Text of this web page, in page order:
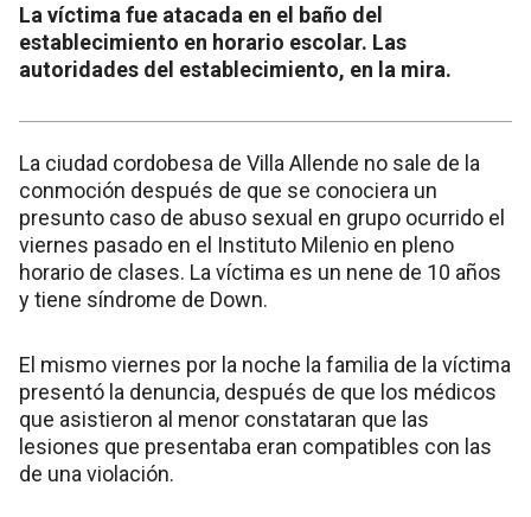
La víctima fue atacada en el baño del
establecimiento en horario escolar. Las
autoridades del establecimiento, en la mira.
La ciudad cordobesa de Villa Allende no sale de la
conmoción después de que se conociera un
presunto caso de abuso sexual en grupo ocurrido el
viernes pasado en el Instituto Milenio en pleno
horario de clases. La víctima es un nene de 10 años
y tiene síndrome de Down.
El mismo viernes por la noche la familia de la víctima
presentó la denuncia, después de que los médicos
que asistieron al menor constataran que las
lesiones que presentaba eran compatibles con las
de una violación.